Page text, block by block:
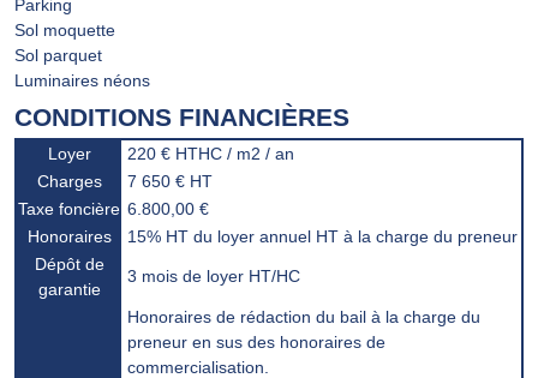
Parking
Sol moquette
Sol parquet
Luminaires néons
CONDITIONS FINANCIÈRES
Loyer
220 € HTHC / m2 / an
Charges
7 650 € HT
Taxe foncière 6.800,00 €
Honoraires
15% HT du loyer annuel HT à la charge du preneur
Dépôt de
garantie
3 mois de loyer HT/HC
Honoraires de rédaction du bail à la charge du
preneur en sus des honoraires de
commercialisation.